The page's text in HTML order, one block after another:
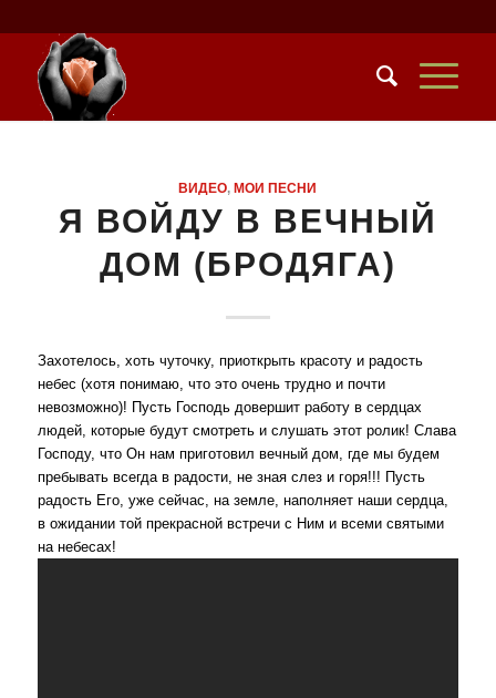
ВИДЕO,МОИ ПЕСНИ
Я ВОЙДУ В ВЕЧНЫЙ
ДОМ (БРОДЯГА)
Захотелось, хоть чуточку, приоткрыть красоту и радость
небес (хотя понимаю, что это очень трудно и почти
невозможно)! Пусть Господь довершит работу в сердцах
людей, которые будут смотреть и слушать этот ролик! Слава
Господу, что Он нам приготовил вечный дом, где мы будем
пребывать всегда в радости, не зная слез и горя!!! Пусть
радость Его, уже сейчас, на земле, наполняет наши сердца,
в ожидании той прекрасной встречи с Ним и всеми святыми
на небесах!